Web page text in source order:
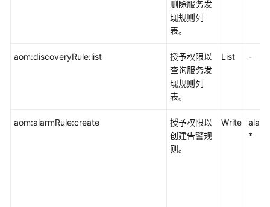
删除服务发
现规则列
表。
aom:discoveryRule:list
授予权限以
查询服务发
现规则列
表。
List -
aom:alarmRule:create
授予权限以
创建告警规
则。
Write
*